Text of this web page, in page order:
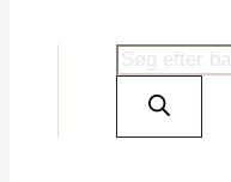
Products
search